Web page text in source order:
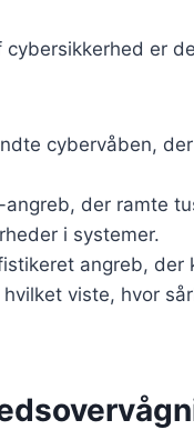
er
cybervåben,
angreb, der ramte
i systemer.
angreb, der
viste, hvor